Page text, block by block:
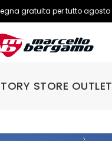
gratuita per tutto agosto
STORE OUTLET